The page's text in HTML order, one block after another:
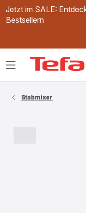
Jetzt im SALE:
Bestsellern
Das
Stabmixer